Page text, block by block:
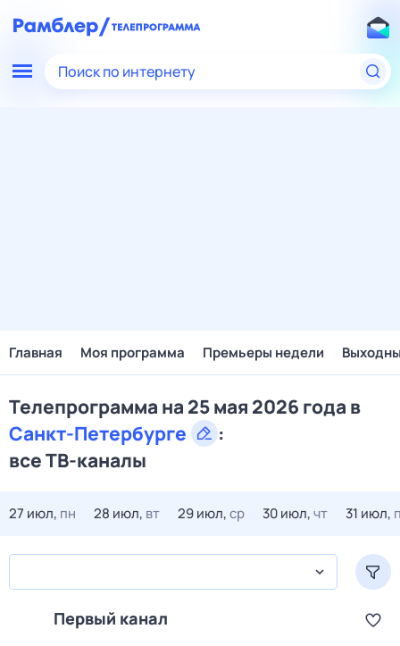
Поиск по интернету
Главная Моя программа Премьеры недели
Телепрограмма на 25 мая 2026 года в
Санкт-Петербурге
:
все ТВ-каналы
27 июл, пн 28 июл, вт 29 июл,ср 30 июл,чт 31 июл,
Первый канал